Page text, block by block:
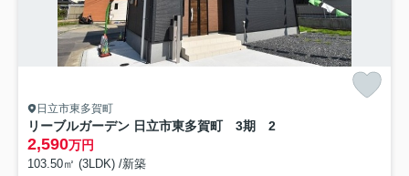
日立市東多賀町
リーブルガーデン 日立市東多賀町 3期 2
2,590万円
103.50㎡ (3LDK) /新築